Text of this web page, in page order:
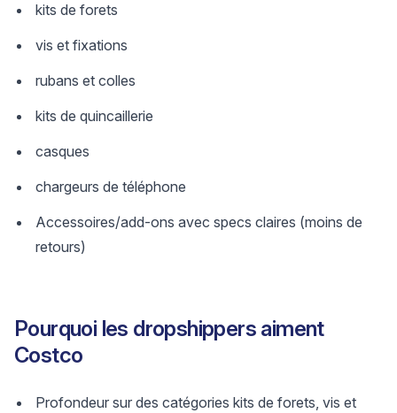
kits de forets
vis et fixations
rubans et colles
kits de quincaillerie
casques
chargeurs de téléphone
Accessoires/add-ons avec specs claires (moins de
retours)
Pourquoi les dropshippers aiment
Costco
Profondeur sur des catégories kits de forets, vis et